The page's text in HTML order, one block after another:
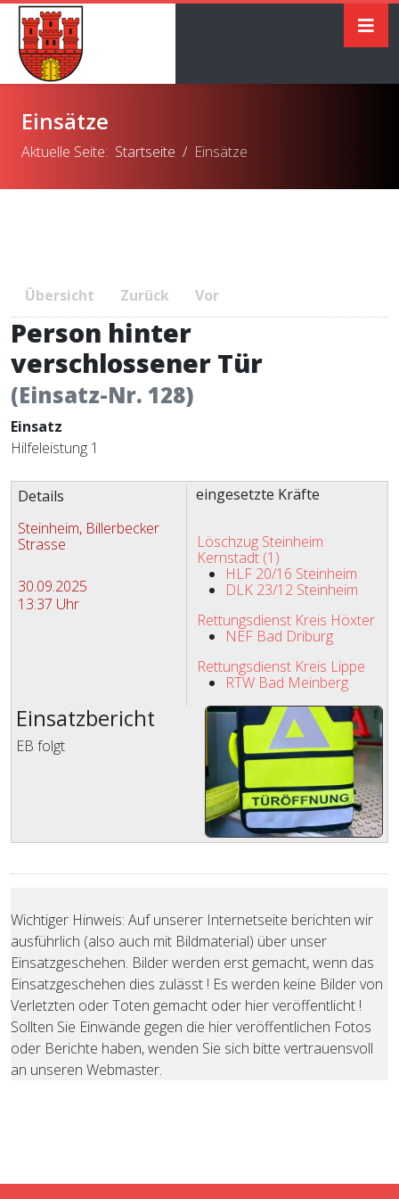
Einsätze
Aktuelle Seite: Startseite Einsätze
Übersicht Zurück Vor
Person hinter
verschlossener Tür
(Einsatz-Nr. 128)
Einsatz
Hilfeleistung 1
Details
Steinheim, Billerbecker
Strasse
30.09.2025
13:37 Uhr
eingesetzte Kräfte
Löschzug Steinheim
Kernstadt (1)
HLF 20/16 Steinheim
DLK 23/12 Steinheim
Rettungsdienst Kreis Höxter
NEF Bad Driburg
Rettungsdienst Kreis Lippe
RTW Bad Meinberg
Einsatzbericht
EB folgt
Wichtiger Hinweis: Auf unserer Internetseite berichten wir
ausführlich (also auch mit Bildmaterial) über unser
Einsatzgeschehen. Bilder werden erst gemacht, wenn das
Einsatzgeschehen dies zulässt ! Es werden keine Bilder von
Verletzten oder Toten gemacht oder hier veröffentlicht !
Sollten Sie Einwände gegen die hier veröffentlichen Fotos
oder Berichte haben, wenden Sie sich bitte vertrauensvoll
an unseren Webmaster.